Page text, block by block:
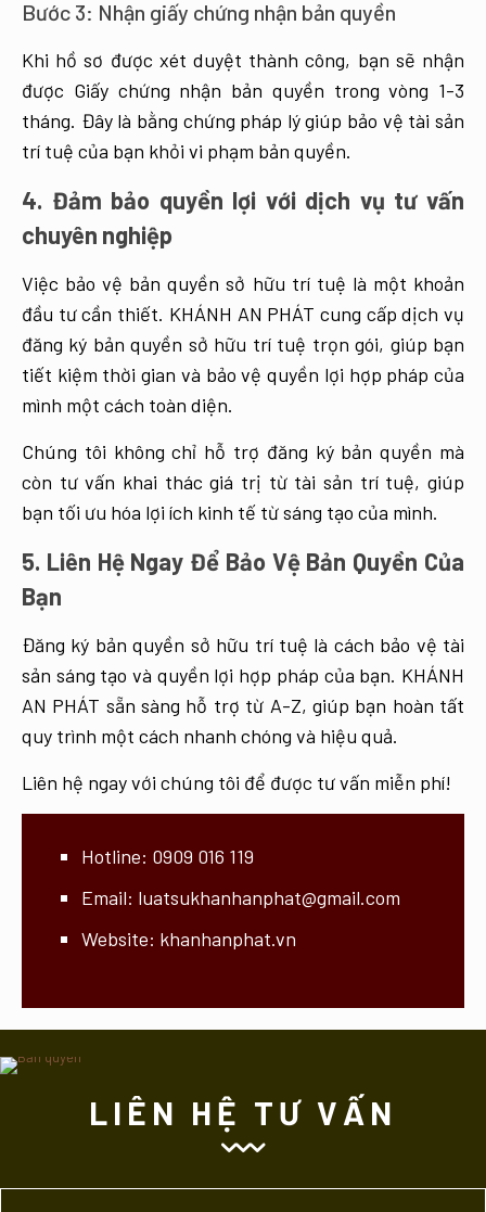
Bước 3: Nhận giấy chứng nhận bản quyền
Khi hồ sơ được xét duyệt thành công, bạn sẽ nhận
được Giấy chứng nhận bản quyền trong vòng 1-3
tháng. Đây là bằng chứng pháp lý giúp bảo vệ tài sản
trí tuệ của bạn khỏi vi phạm bản quyền.
4. Đảm bảo quyền lợi với dịch vụ tư vấn
chuyên nghiệp
Việc bảo vệ bản quyền sở hữu trí tuệ là một khoản
đầu tư cần thiết. KHÁNH AN PHÁT cung cấp dịch vụ
đăng ký bản quyền sở hữu trí tuệ trọn gói, giúp bạn
tiết kiệm thời gian và bảo vệ quyền lợi hợp pháp của
mình một cách toàn diện.
Chúng tôi không chỉ hỗ trợ đăng ký bản quyền mà
còn tư vấn khai thác giá trị từ tài sản trí tuệ, giúp
bạn tối ưu hóa lợi ích kinh tế từ sáng tạo của mình.
5. Liên Hệ Ngay Để Bảo Vệ Bản Quyền Của
Bạn
Đăng ký bản quyền sở hữu trí tuệ là cách bảo vệ tài
sản sáng tạo và quyền lợi hợp pháp của bạn. KHÁNH
AN PHÁT sẵn sàng hỗ trợ từ A-Z, giúp bạn hoàn tất
quy trình một cách nhanh chóng và hiệu quả.
Liên hệ ngay với chúng tôi để được tư vấn miễn phí!
Hotline: 0909 016 119
Email: luatsukhanhanphat@gmail.com
Website: khanhanphat.vn
LIÊN HỆ TƯ VẤN